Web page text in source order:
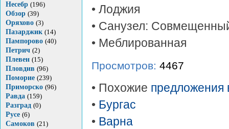
Несебр (196)
Обзор (39)
Оряхово (3)
Пазарджик (14)
Пампорово (40)
Петрич (2)
Плевен (15)
Пловдив (96)
Поморие (239)
Приморско (96)
Равда (159)
Разград (0)
Русе (6)
Самоков (21)
• Лоджия
• Санузел:
• Меблированная
Просмотров: 4467
• Похожие предложения
• Бургас
• Варна